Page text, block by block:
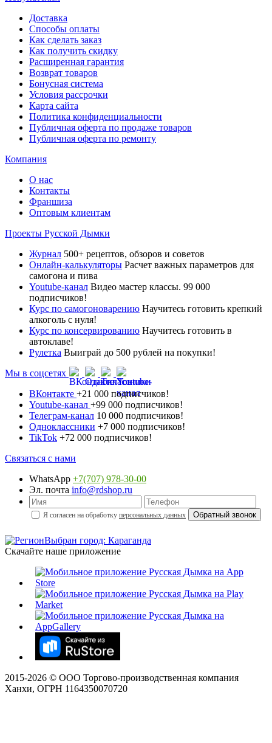
Доставка
Способы оплаты
Как сделать заказ
Как получить скидку
Расширенная гарантия
Возврат товаров
Бонусная система
Условия рассрочки
Карта сайта
Политика конфиденциальности
Публичная оферта по продаже товаров
Публичная оферта по ремонту
Компания
О нас
Контакты
Франшиза
Оптовым клиентам
Проекты Русской Дымки
Журнал 500+ рецептов, обзоров и советов
Онлайн-калькуляторы Расчет важных параметров для
самогона и пива
Youtube-канал Видео мастер классы. 99 000
подписчиков!
Курс по самогоноварению Научитесь готовить крепкий
алкоголь с нуля!
Курс по консервированию Научитесь готовить в
автоклаве!
Рулетка Выиграй до 500 рублей на покупки!
Мы в соцсетях
ВКонтакте +21 000 подписчиков!
Youtube-канал +99 000 подписчиков!
Телеграм-канал 10 000 подписчиков!
Одноклассники +7 000 подписчиков!
TikTok +72 000 подписчиков!
Связаться с нами
WhatsApp +7(707) 978-30-00
Эл. почта info@rdshop.ru
Я согласен на обработку персональных данных
Выбран город: Караганда
Скачайте наше приложение
2015-2026 © ООО Торгово-производственная компания
Ханхи, ОГРН 1164350070720